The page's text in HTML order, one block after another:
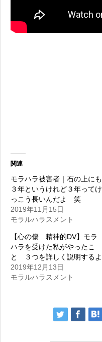
関連
モラハラ被害者｜石の上にも
３年というけれど３年ってけ
っこう長いんだよ 笑
2019年11月15日
モラルハラスメント
【心の傷 精神的DV】モラ
ハラを受けた私がやったこ
と ３つを詳しく説明するよ
2019年12月13日
モラルハラスメント